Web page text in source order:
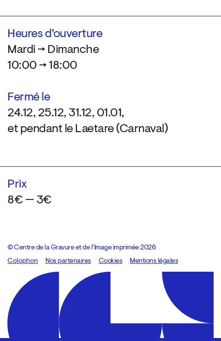
Heures d’ouverture
Mardi → Dimanche
10:00 → 18:00
Fermé le
24.12, 25.12, 31.12, 01.01,
et pendant le Laetare (Carnaval)
Prix
8€ — 3€
© Centre de la Gravure et de l’Image imprimée 2026
Colophon
Design:Marcel Kaczmarek, code:8080.studio
Nos partenaires Cookies Mentions légales